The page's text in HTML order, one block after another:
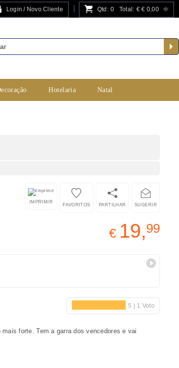
Login / Novo Cliente Qtd: 0 Total: €€ 0,00
Hotelaria Natal
SUGERIR
PARTILHAR
FAVORITOS
IMPRIMIR
€ 19,99
forte. Tem a garra dos vencedores e vai